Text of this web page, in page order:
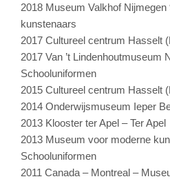
2018 Museum Valkhof
kunstenaars
2017 Cultureel centrum Hasselt
2017 Van ’t Lindenhoutmuseum
Schooluniformen
2015 Cultureel centrum Hasselt
2014 Onderwijsmuseum Ieper
2013 Klooster ter Apel – Ter Apel
2013 Museum voor moderne
Schooluniformen
2011 Canada – Montreal –